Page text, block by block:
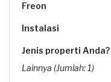
Freon
Instalasi
Jenis properti Anda?
Lainnya (Jumlah: 1)